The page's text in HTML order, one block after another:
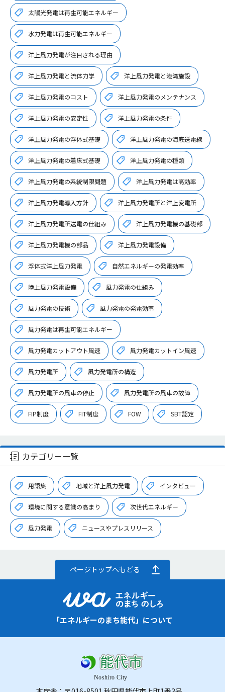
太陽光発電は再生可能エネルギー
水力発電は再生可能エネルギー
洋上風力発電が注目される理由
洋上風力発電と流体力学 洋上風力発電と港湾施設
洋上風力発電のコスト 洋上風力発電のメンテナンス
洋上風力発電の安定性 洋上風力発電の条件
洋上風力発電の浮体式基礎 洋上風力発電の海底送電線
洋上風力発電の着床式基礎 洋上風力発電の種類
洋上風力発電の系統制限問題 洋上風力発電は高効率
洋上風力発電導入方針 洋上風力発電所と洋上変電所
洋上風力発電所送電の仕組み 洋上風力発電機の基礎部
洋上風力発電機の部品 洋上風力発電設備
浮体式洋上風力発電 自然エネルギーの発電効率
陸上風力発電設備 風力発電の仕組み
風力発電の技術 風力発電の発電効率
風力発電は再生可能エネルギー
風力発電カットアウト風速 風力発電カットイン風速
風力発電所 風力発電所の構造
風力発電所の風車の停止 風力発電所の風車の故障
FIP制度 FIT制度 FOW SBT認定
カテゴリー一覧
用語集 地域と洋上風力発電 インタビュー
環境に関する意識の高まり 次世代エネルギー
風力発電 ニュースやプレスリリース
ページトップへもどる
「エネルギーのまち能代」について